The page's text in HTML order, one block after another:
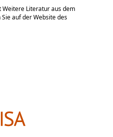
Weitere Literatur aus dem
auf der Website des